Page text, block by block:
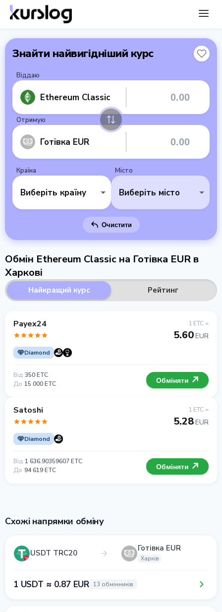
Знайти найвигідніший курс
Віддаю
Ethereum Classic
Отримую
Готівка EUR
Країна
Виберіть країну
Місто
Виберіть місто
Очистити
Обмін Ethereum Classic на Готівка EUR в
Харкові
Найкращий курс Рейтинг
Payex24
Diamond
1 ETC =
5.60EUR
Від 350 ETC
До 15 000 ETC Обміняти
Satoshi
Diamond
1 ETC =
5.28EUR
Від 1 636.90359607 ETC
До 94 619 ETC Обміняти
Схожі напрямки обміну
USDT TRC20 Готівка EUR
Харків
1 USDT ≈ 0.87 EUR 13 обмінників